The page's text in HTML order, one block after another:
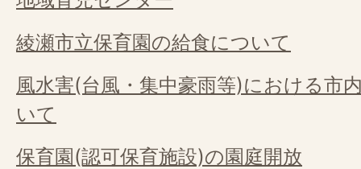
綾瀬市立保育園の給食について
風水害(台風・集中豪雨等)における市
いて
保育園(認可保育施設)の園庭開放